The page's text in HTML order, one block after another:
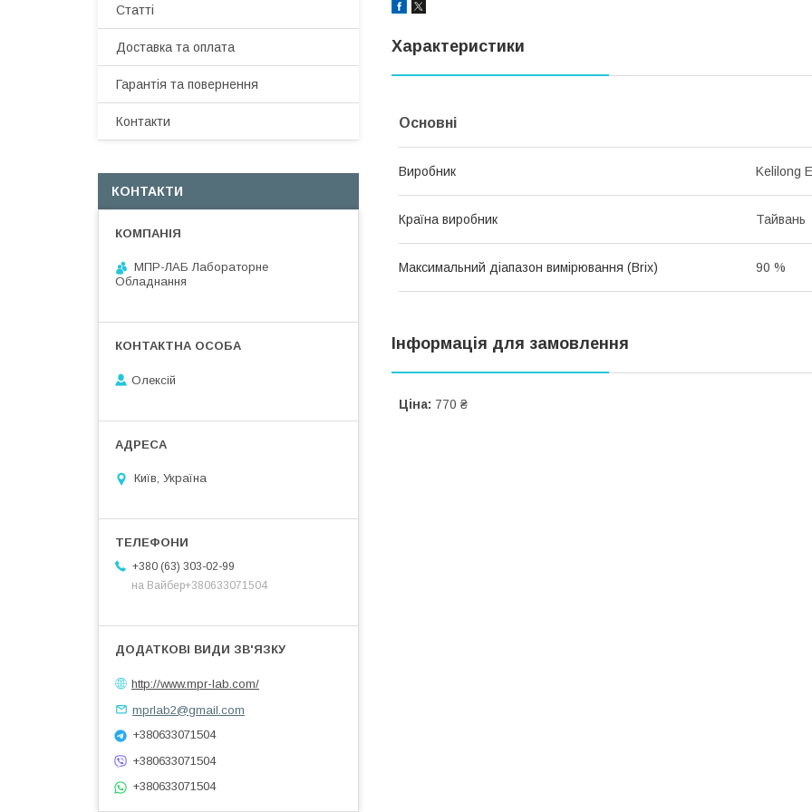
Характеристики
Основні
Виробник Kelilong
Країна виробник Тайвань
Максимальний діапазон вимірювання (Brix) 90 %
Інформація для замовлення
Ціна: 770 ₴
Статті
Доставка та оплата
Гарантія та повернення
Контакти
КОНТАКТИ
МПР-ЛАБ Лабораторне
Обладнання
Олексій
Київ, Україна
+380 (63) 303-02-99
на Вайбер+380633071504
http://www.mpr-lab.com/
mprlab2@gmail.com
+380633071504
+380633071504
+380633071504